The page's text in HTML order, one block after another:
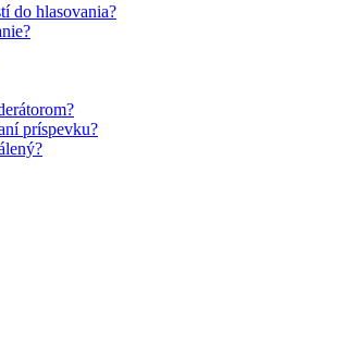
do hlasovania?
príspevku?